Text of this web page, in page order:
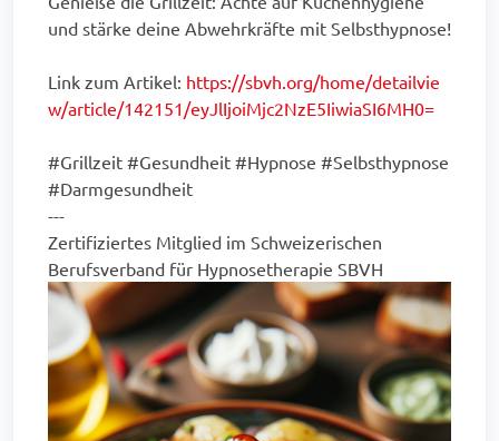
und stärke deine Abwehrkräfte mit Selbsthypnose!
Link zum Artikel: https://sbvh.org/home/detailvie
w/article/142151/eyJlIjoiMjc2NzE5IiwiaSI6MH0=
#Grillzeit #Gesundheit #Hypnose #Selbsthypnose
#Darmgesundheit
---
Zertifiziertes Mitglied im Schweizerischen
Berufsverband für Hypnosetherapie SBVH